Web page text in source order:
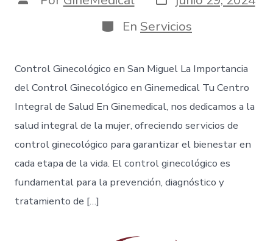
En Servicios
Control Ginecológico en San Miguel La Importancia
del Control Ginecológico en Ginemedical Tu Centro
Integral de Salud En Ginemedical, nos dedicamos a la
salud integral de la mujer, ofreciendo servicios de
control ginecológico para garantizar el bienestar en
cada etapa de la vida. El control ginecológico es
fundamental para la prevención, diagnóstico y
tratamiento de […]